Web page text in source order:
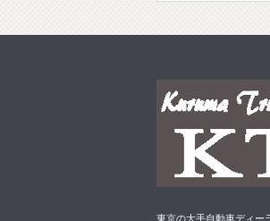
東京の大手自動車ディー